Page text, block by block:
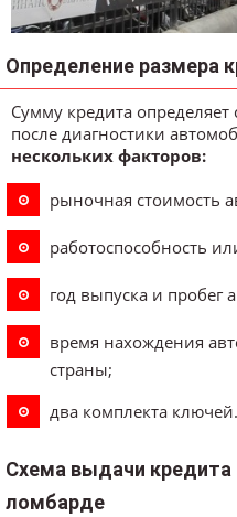
Определение размера
Сумму кредита
после диагностики
нескольких факторов:
рыночная стоимость
работоспособность
год выпуска и пробег
время нахождения
страны;
два комплекта ключей.
Схема выдачи кредита
ломбарде